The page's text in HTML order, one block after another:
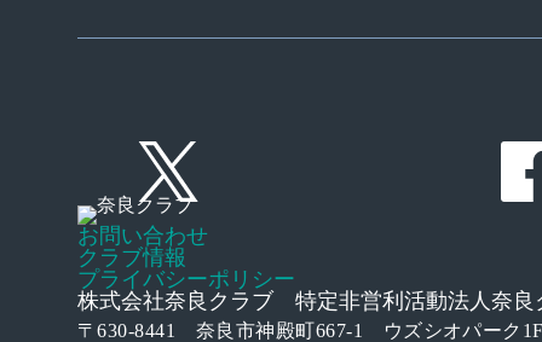
お問い合わせ
クラブ情報
プライバシーポリシー
株式会社奈良クラブ 特定非営利活動法人奈良
〒630-8441 奈良市神殿町667-1
ウズシオパーク